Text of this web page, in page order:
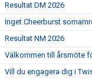
Resultat DM 2026
Inget Cheerburst
Resultat NM 2026
Välkommen till årsmöte
Vill du engagera dig i